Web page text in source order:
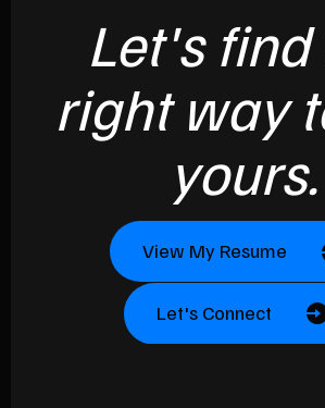
Let's find
right way
yours.
View My Resume
Let's Connect